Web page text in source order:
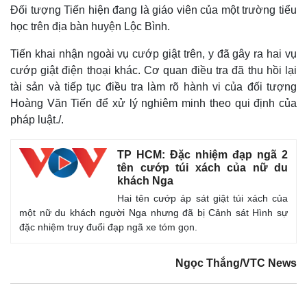
Cuộc sống đó đây
Hồ sơ
Multimedia
Video
Ảnh
E-Magazine
Đối tượng Tiến hiện đang là giáo viên của một trường tiểu
học trên địa bàn huyện Lộc Bình.
Tiến khai nhận ngoài vụ cướp giật trên, y đã gây ra hai vụ
cướp giật điện thoại khác. Cơ quan điều tra đã thu hồi lại
tài sản và tiếp tục điều tra làm rõ hành vi của đối tượng
Hoàng Văn Tiến để xử lý nghiêm minh theo qui định của
pháp luật./.
TP HCM: Đặc nhiệm đạp ngã 2
tên cướp túi xách của nữ du
khách Nga
Hai tên cướp áp sát giật túi xách của
một nữ du khách người Nga nhưng đã bị Cảnh sát Hình sự
đặc nhiệm truy đuổi đạp ngã xe tóm gọn.
Ngọc Thắng/VTC News